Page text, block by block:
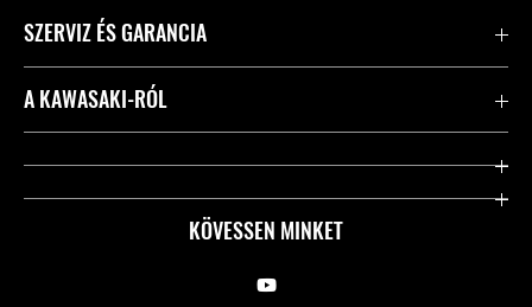
KÖVESSEN MINKET
SZERVIZ ÉS GARANCIA
Kapcsolat
Hasznos linkek
A KAWASAKI-RÓL
Vállalatunk